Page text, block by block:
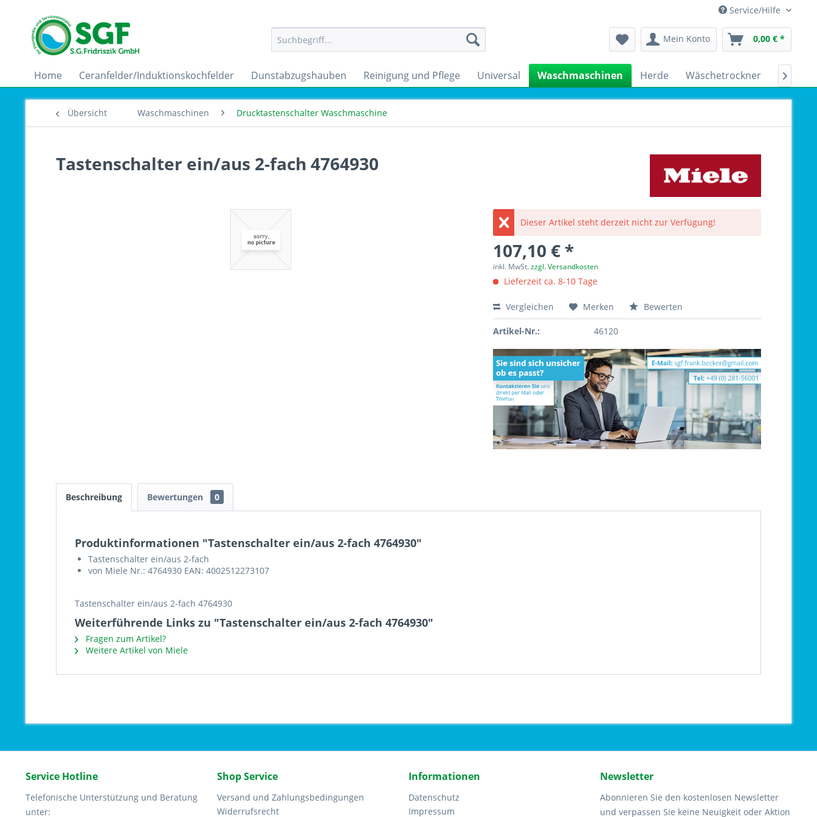
Service/Hilfe
Mein Konto 0,00 € *
Home Ceranfelder/Induktionskochfelder Dunstabzugshauben Reinigung und Pflege Universal Waschmaschinen Herde Wäschetrockner 
Übersicht Waschmaschinen Drucktastenschalter Waschmaschine
Tastenschalter ein/aus 2-fach 4764930
Dieser Artikel steht derzeit nicht zur Verfügung!
107,10 € *
inkl. MwSt.zzgl. Versandkosten
Lieferzeit ca. 8-10 Tage
Vergleichen Merken Bewerten
Artikel-Nr.: 46120
Beschreibung Bewertungen 0
Produktinformationen "Tastenschalter ein/aus 2-fach 4764930"
Tastenschalter ein/aus 2-fach
von Miele Nr.: 4764930 EAN: 4002512273107
Tastenschalter ein/aus 2-fach 4764930
Weiterführende Links zu "Tastenschalter ein/aus 2-fach 4764930"
Fragen zum Artikel?
Weitere Artikel von Miele
Service Hotline
Telefonische Unterstützung und Beratung
unter:
Shop Service
Versand und Zahlungsbedingungen
Widerrufsrecht
Informationen
Datenschutz
Impressum
Newsletter
Abonnieren Sie den kostenlosen Newsletter
und verpassen Sie keine Neuigkeit oder Aktion